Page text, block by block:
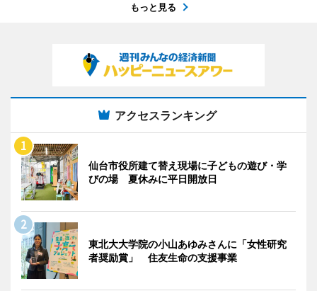
もっと見る
アクセスランキング
仙台市役所建て替え現場に子どもの遊び・学
びの場 夏休みに平日開放日
東北大大学院の小山あゆみさんに「女性研究
者奨励賞」 住友生命の支援事業